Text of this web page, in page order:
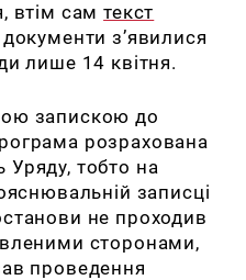
втім самтекст
документи з’явилися
лише 14 квітня.
запискою до
розрахована
тобто на
записці
не проходив
сторонами,
проведення